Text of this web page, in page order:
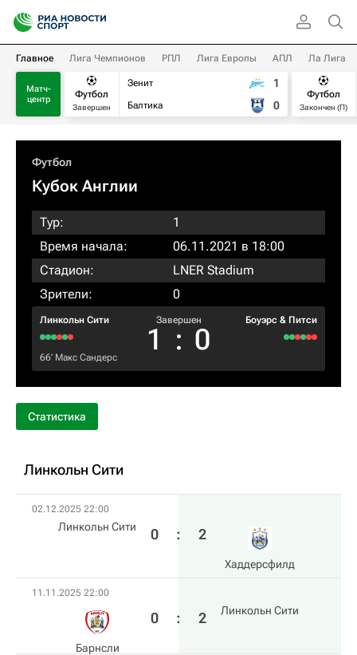
Главное Лига Чемпионов РПЛ Лига Европы АПЛ Ла Лига
Матч-
центр
Футбол
Завершен
Зенит
Балтика
1
0
Футбол
Закончен (П)
Футбол
Кубок Англии
Тур:
1
Время начала:
06.11.2021 в 18:00
Стадион:
LNER Stadium
Зрители:
0
Линкольн Сити Завершен
1 : 0
Боуэрс & Питси
66‎’‎ Макс Сандерс
Статистика
Линкольн Сити
02.12.2025 22:00
Линкольн Сити 0 : 2
Хаддерсфилд
11.11.2025 22:00
Барнсли
0 : 2 Линкольн Сити